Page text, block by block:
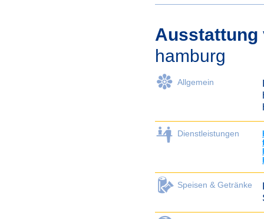
Ausstattung
hamburg
Allgemein
Dienstleistungen
Speisen & Getränke